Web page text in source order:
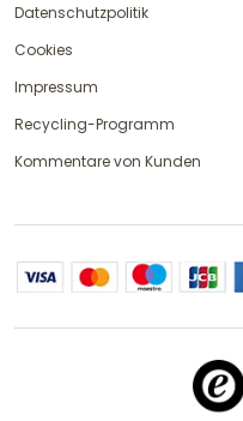
Datenschutzpolitik
Cookies
Impressum
Recycling-Programm
Kommentare von Kunden